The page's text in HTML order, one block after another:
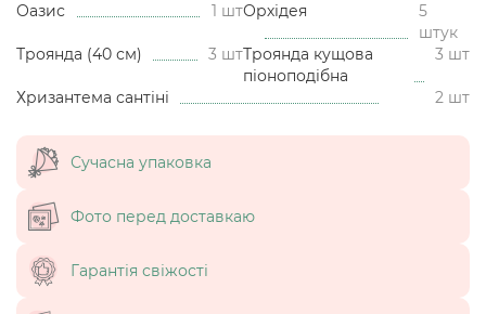
Оазис
1 штОрхідея
5
штук
Троянда (40 см)
3 штТроянда кущова
піоноподібна
3 шт
Хризантема сантіні 2 шт
Сучасна упаковка
Фото перед доставкаю
Гарантія свіжості